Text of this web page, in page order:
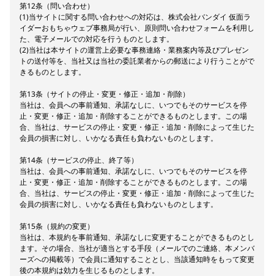
第12条（問い合わせ）
(1)当サイトに関する問い合わせへの対応は、株式会社バンダイ 仮面ラ
イダーおもちゃウェブ事務局が行い、原則問い合わせフォームを利用し
た、電子メールでの対応を行うものとします。
(2)当社は本サイトの運営上必要な事務連絡・業務案内等及びプレゼン
トの送付等を、当社又は当社の委託業者からの郵送により行うことがで
きるものとします。
第13条（サイトの停止・変更・修正・追加・削除）
当社は、会員への事前通知、承諾なしに、いつでもそのサービスを停
止・変更・修正・追加・削除することができるものとします。この場
合、当社は、サービスの停止・変更・修正・追加・削除によって生じた
会員の損害に対し、いかなる責任も負わないものとします。
第14条（サービスの停止、終了等）
当社は、会員への事前通知、承諾なしに、いつでもそのサービスを停
止・変更・修正・追加・削除することができるものとします。この場
合、当社は、サービスの停止・変更・修正・追加・削除によって生じた
会員の損害に対し、いかなる責任も負わないものとします。
第15条（規約の変更）
当社は、本規約を事前通知、承諾なしに変更することができるものとし
ます。その場合、当社が適当とする手段（メールでのご連絡、本メンバ
ーズへの掲載等）で会員に通知することとし、当該通知時をもって変更
後の本規約は効力を生じるものとします。